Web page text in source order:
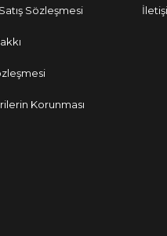
Sözleşmesi
Korunması